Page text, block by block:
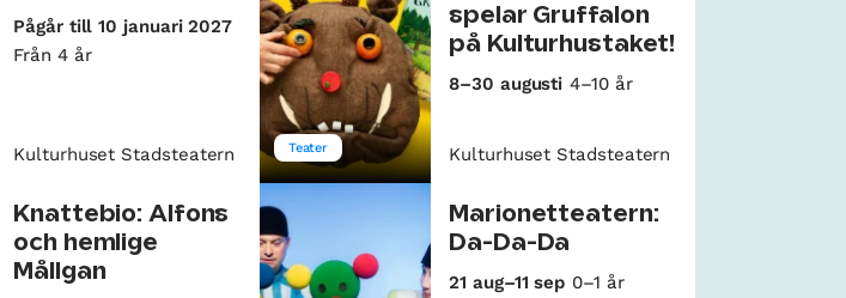
Pågår till 10 januari 2027
Från 4 år
Kulturhuset Stadsteatern Teater
spelar Gruffalon
på Kulturhustaket!
8–30 augusti 4–10 år
Kulturhuset Stadsteatern
Knattebio: Alfons
och hemlige
Mållgan
Marionetteatern:
Da-Da-Da
21 aug–11 sep 0–1 år